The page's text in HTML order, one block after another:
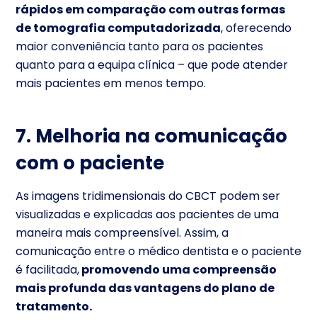
rápidos em comparação com outras formas
de tomografia computadorizada, oferecendo
maior conveniência tanto para os pacientes
quanto para a equipa clínica – que pode atender
mais pacientes em menos tempo.
7. Melhoria na comunicação
com o paciente
As imagens tridimensionais do CBCT podem ser
visualizadas e explicadas aos pacientes de uma
maneira mais compreensível. Assim, a
comunicação entre o médico dentista e o paciente
é facilitada,promovendo uma compreensão
mais profunda das vantagens do plano de
tratamento.